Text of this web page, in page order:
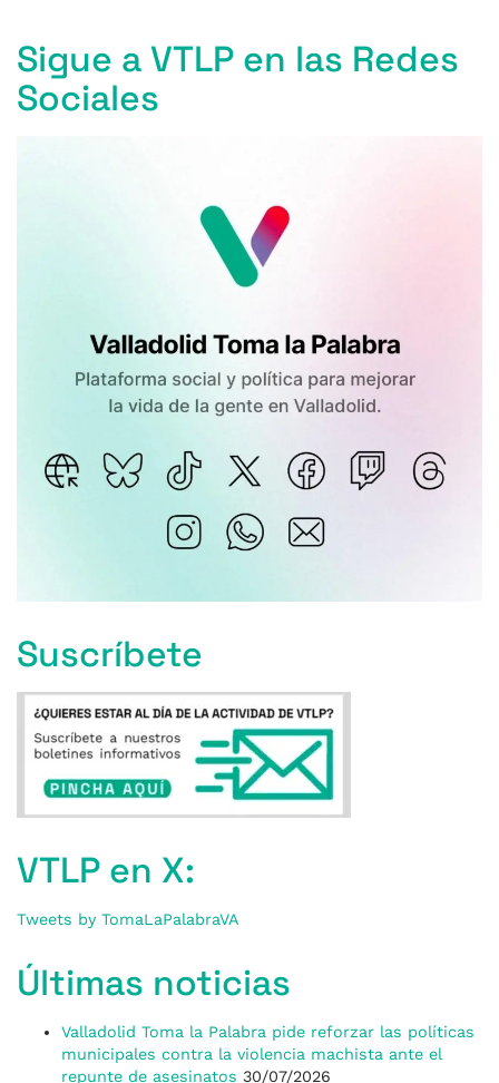
Sigue a VTLP en las Redes
Sociales
Suscríbete
VTLP en X:
Tweets by TomaLaPalabraVA
Últimas noticias
Valladolid Toma la Palabra pide reforzar las políticas
municipales contra la violencia machista ante el
repunte de asesinatos 30/07/2026